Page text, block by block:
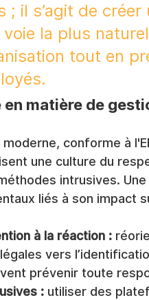
il s’agit de
voie la plus
tout en
en matière de
conforme à
une culture du
intrusives.
liés à son impact
à la réaction :
vers
prévenir toute
: utiliser des